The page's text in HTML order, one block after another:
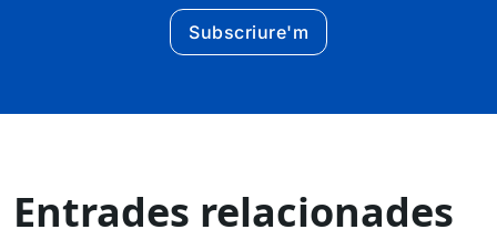
Subscriure'm
Entrades relacionades